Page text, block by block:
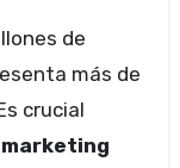
de
más de
crucial
marketing